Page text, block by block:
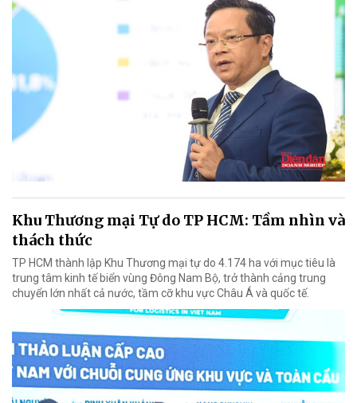
Khu Thương mại Tự do TP HCM: Tầm nhìn và
thách thức
TP HCM thành lập Khu Thương mại tự do 4.174 ha với mục tiêu là
trung tâm kinh tế biển vùng Đông Nam Bộ, trở thành cảng trung
chuyển lớn nhất cả nước, tầm cỡ khu vực Châu Á và quốc tế.